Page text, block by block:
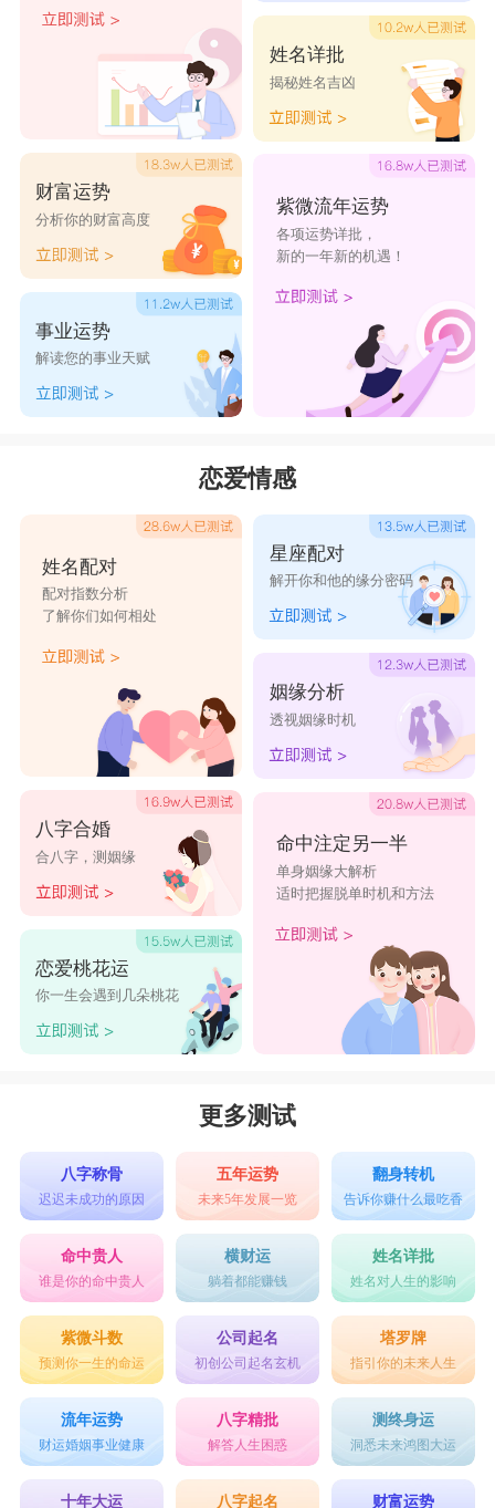
财富运势
分析你的财富高度
事业运势
解读您的事业天赋
姓名详批
揭秘姓名吉凶
紫微流年运势
各项运势详批，
新的一年新的机遇！
恋爱情感
姓名配对
配对指数分析
了解你们如何相处
八字合婚
合八字，测姻缘
恋爱桃花运
你一生会遇到几朵桃花
星座配对
解开你和他的缘分密码
姻缘分析
透视姻缘时机
命中注定另一半
单身姻缘大解析
适时把握脱单时机和方法
更多测试
八字称骨
迟迟未成功的原因
五年运势
未来5年发展一览
翻身转机
告诉你赚什么最吃香
命中贵人
谁是你的命中贵人
横财运
躺着都能赚钱
姓名详批
姓名对人生的影响
紫微斗数
预测你一生的命运
公司起名
初创公司起名玄机
塔罗牌
指引你的未来人生
流年运势
财运婚姻事业健康
八字精批
解答人生困惑
测终身运
洞悉未来鸿图大运
十年大运 八字起名 财富运势